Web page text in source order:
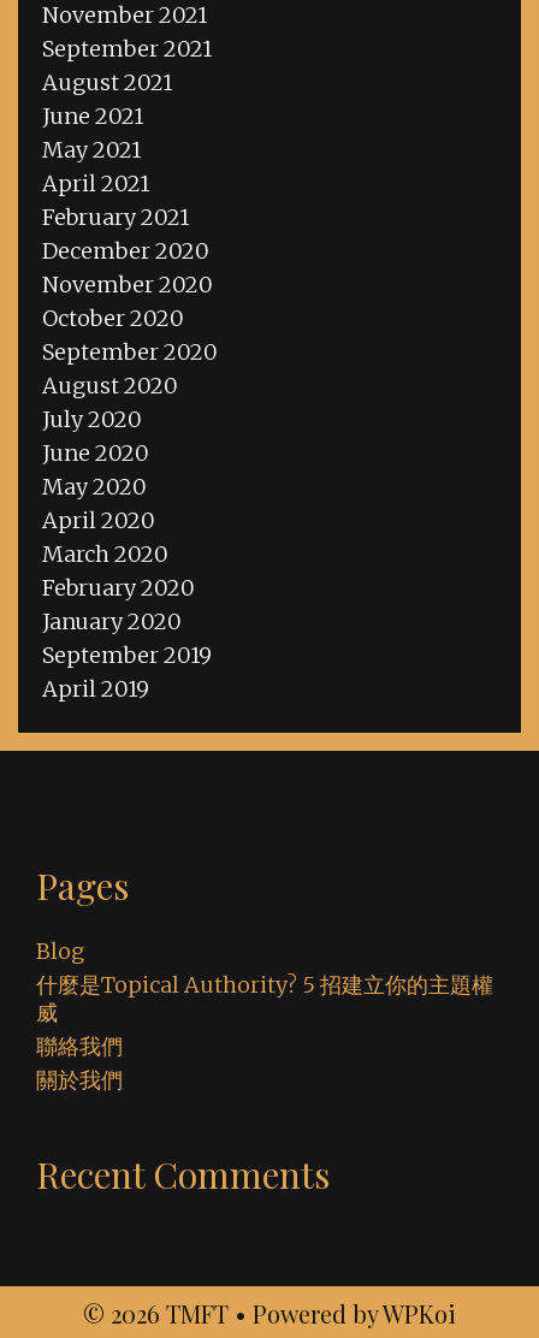
November 2021
September 2021
August 2021
June 2021
May 2021
April 2021
February 2021
December 2020
November 2020
October 2020
September 2020
August 2020
July 2020
June 2020
May 2020
April 2020
March 2020
February 2020
January 2020
September 2019
April 2019
Pages
Blog
什麼是Topical Authority? 5 招建立你的主題權
威
聯絡我們
關於我們
Recent Comments
© 2026 TMFT • Powered byWPKoi